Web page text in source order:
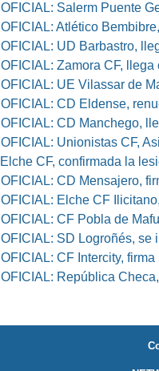
OFICIAL: Salerm Puente
OFICIAL: Atlético
OFICIAL: UD Barbastro,
OFICIAL: Zamora CF, llega
OFICIAL: UE Vilassar de
OFICIAL: CD Eldense,
OFICIAL: CD Manchego,
OFICIAL: Unionistas CF,
Elche CF, confirmada la
OFICIAL: CD Mensajero,
OFICIAL: Elche CF
OFICIAL: CF Pobla de
OFICIAL: SD Logroñés, se
OFICIAL: CF Intercity, firma
OFICIAL: República Checa, Santi